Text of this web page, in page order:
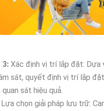
3: Xác định vị trí lắp đặt: Dựa
sát, quyết định vị trí lắp
quan sát hiệu quả.
chọn giải pháp lưu trữ: